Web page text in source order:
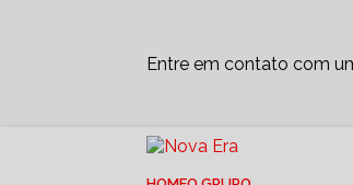
Entre em contato com